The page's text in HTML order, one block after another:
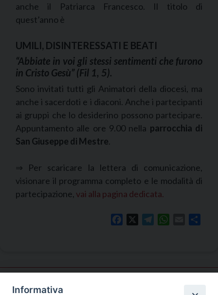
anche il Patriarca Francesco. Il titolo di
quest’anno è
UMILI, DISINTERESSATI E BEATI
“Abbiate in voi gli stessi sentimenti che furono
in Cristo Gesù” (Fil 1, 5).
Sono invitati tutti gli Animatori della diocesi, ma
anche i sacerdoti e i diaconi. Anche i partecipanti
ai gruppi che lo desiderino possono partecipare.
Appuntamento alle ore 9.00 nella parrocchia di
San Giuseppe di Mestre.
⇒ Per scaricare la lettera di comunicazione,
visionare il programma completo e le modalità di
partecipazione, vai alla pagina dedicata.
Facebook TelegramWhatsApp
Email
Informativa